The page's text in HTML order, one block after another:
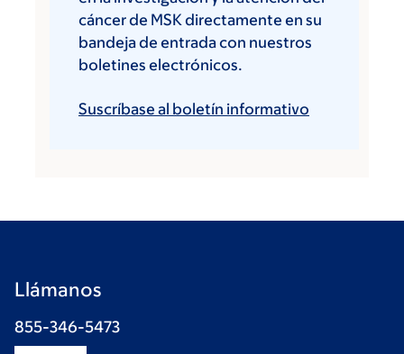
cáncer de MSK directamente en su
bandeja de entrada con nuestros
boletines electrónicos.
Suscríbase al boletín informativo
Llámanos
855-346-5473